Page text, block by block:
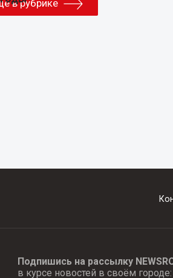
в рубрике
Подпишись на рассылку
в курсе новостей в своём городе: